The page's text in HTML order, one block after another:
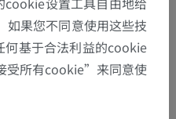
如果您不同意使用这些技
何基于合法利益的cookie
受所有cookie”来同意使